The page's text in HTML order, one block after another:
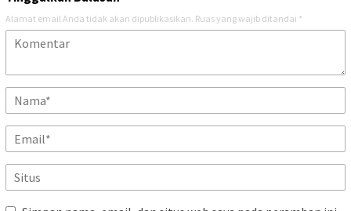
Alamat email Anda tidak akan dipublikasikan. Ruas yang wajib ditandai *